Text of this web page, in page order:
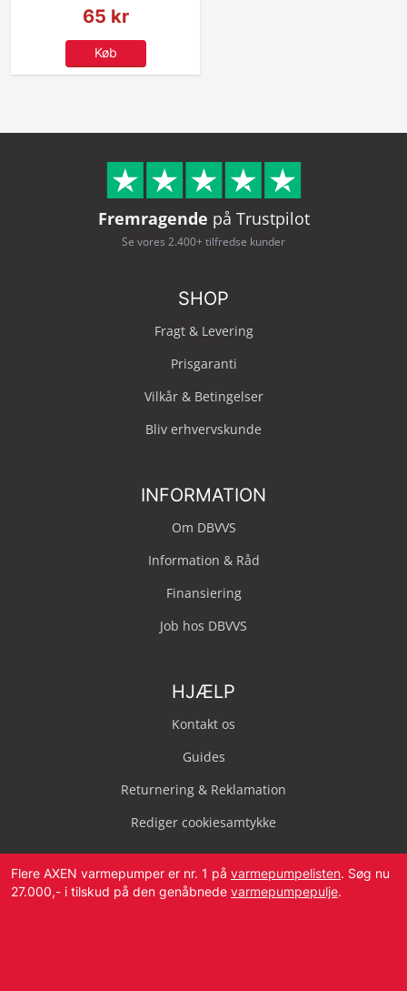
65 kr
Køb
Fremragende på Trustpilot
Se vores 2.400+ tilfredse kunder
SHOP
Fragt & Levering
Prisgaranti
Vilkår & Betingelser
Bliv erhvervskunde
INFORMATION
Om DBVVS
Information & Råd
Finansiering
Job hos DBVVS
HJÆLP
Kontakt os
Guides
Returnering & Reklamation
Rediger cookiesamtykke
Flere AXEN varmepumper er nr. 1 på varmepumpelisten. Søg nu
27.000,- i tilskud på den genåbnede varmepumpepulje.